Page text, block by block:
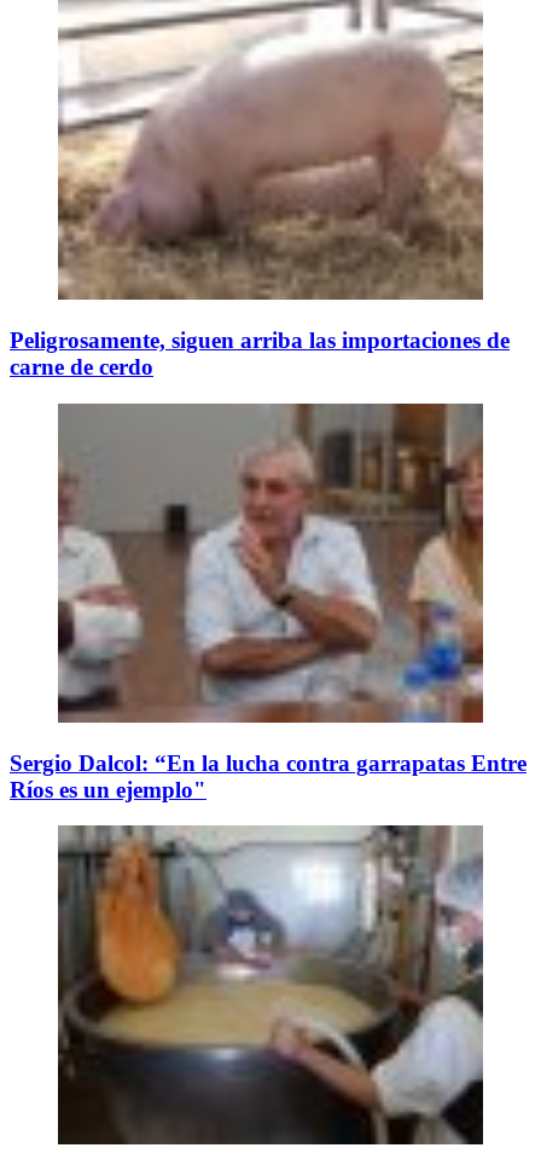
Peligrosamente, siguen arriba las importaciones de
carne de cerdo
Sergio Dalcol: “En la lucha contra garrapatas Entre
Ríos es un ejemplo"